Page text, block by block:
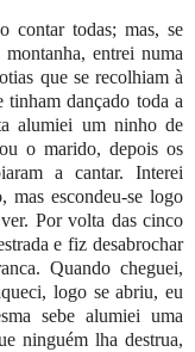
todas; mas, se
entrei numa
que se recolhiam à
tinham dançado toda a
alumiei um ninho de
o marido, depois os
a cantar. Interei
mas escondeu-se logo
Por volta das cinco
e fiz desabrochar
Quando cheguei,
logo se abriu, eu
sebe alumiei uma
ninguém lha destrua,